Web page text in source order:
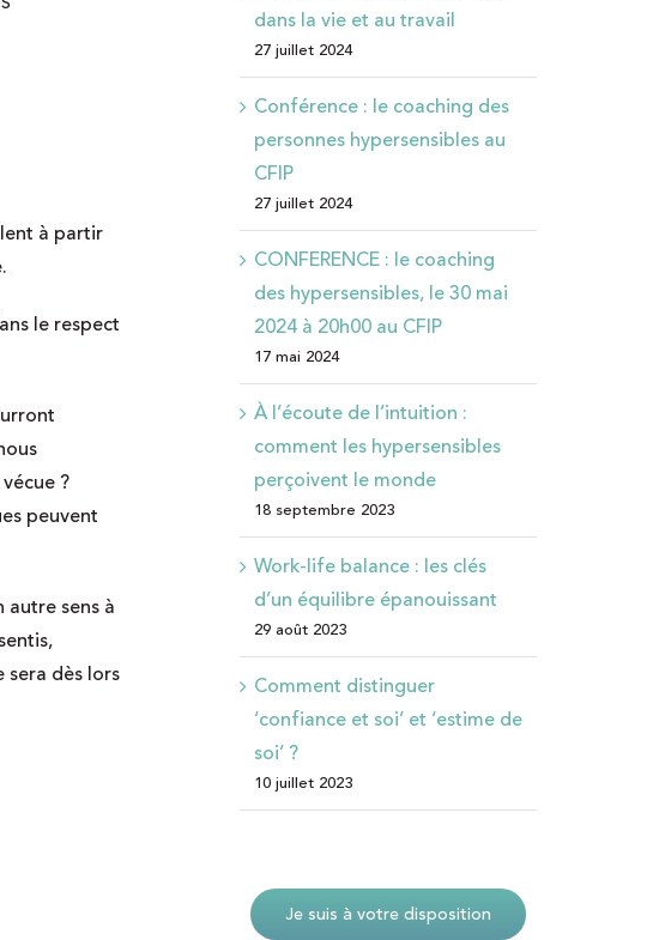
à partir
le respect
?
peuvent
sens à
sera dès lors
dans la vie et au travail
27 juillet 2024
Conférence : le coaching des
personnes hypersensibles au
CFIP
27 juillet 2024
CONFERENCE : le coaching
des hypersensibles, le 30 mai
2024 à 20h00 au CFIP
17 mai 2024
À l’écoute de l’intuition :
comment les hypersensibles
perçoivent le monde
18 septembre 2023
Work-life balance : les clés
d’un équilibre épanouissant
29 août 2023
Comment distinguer
‘confiance et soi’ et ‘estime de
soi’ ?
10 juillet 2023
Je suis à votre disposition